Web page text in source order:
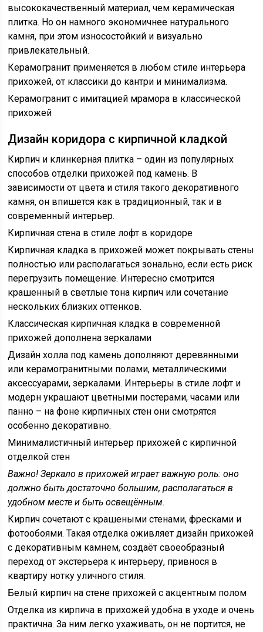
высококачественный материал, чем керамическая
плитка. Но он намного экономичнее натурального
камня, при этом износостойкий и визуально
привлекательный.
Керамогранит применяется в любом стиле интерьера
прихожей, от классики до кантри и минимализма.
Керамогранит с имитацией мрамора в классической
прихожей
Дизайн коридора с кирпичной кладкой
Кирпич и клинкерная плитка – один из популярных
способов отделки прихожей под камень. В
зависимости от цвета и стиля такого декоративного
камня, он впишется как в традиционный, так и в
современный интерьер.
Кирпичная стена в стиле лофт в коридоре
Кирпичная кладка в прихожей может покрывать стены
полностью или располагаться зонально, если есть риск
перегрузить помещение. Интересно смотрится
крашенный в светлые тона кирпич или сочетание
нескольких близких оттенков.
Классическая кирпичная кладка в современной
прихожей дополнена зеркалами
Дизайн холла под камень дополняют деревянными
или керамогранитными полами, металлическими
аксессуарами, зеркалами. Интерьеры в стиле лофт и
модерн украшают цветными постерами, часами или
панно – на фоне кирпичных стен они смотрятся
особенно декоративно.
Минималистичный интерьер прихожей с кирпичной
отделкой стен
Важно! Зеркало в прихожей играет важную роль: оно
должно быть достаточно большим, располагаться в
удобном месте и быть освещённым.
Кирпич сочетают с крашеными стенами, фресками и
фотообоями. Такая отделка оживляет дизайн прихожей
с декоративным камнем, создаёт своеобразный
переход от экстерьера к интерьеру, привнося в
квартиру нотку уличного стиля.
Белый кирпич на стене прихожей с акцентным полом
Отделка из кирпича в прихожей удобна в уходе и очень
практична. За ним легко ухаживать, он не портится, не